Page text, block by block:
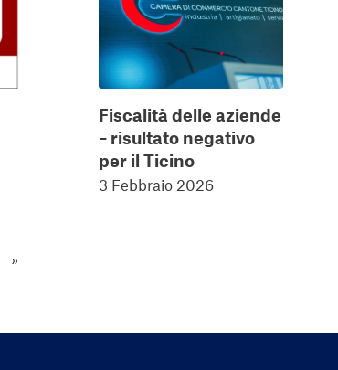
Fiscalità delle aziende
– risultato negativo
per il Ticino
3 Febbraio 2026
»